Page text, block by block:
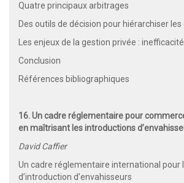
Quatre principaux arbitrages
Des outils de décision pour hiérarchiser
Les enjeux de la gestion privée :
Conclusion
Références bibliographiques
16. Un cadre réglementaire pour
en maîtrisant les introductions
David Caffier
Un cadre réglementaire international pour
d’introduction d’envahisseurs